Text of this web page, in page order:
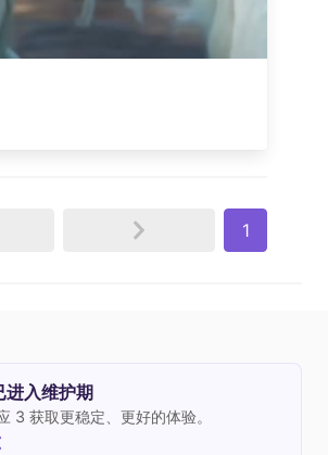
1
进入维护期
3 获取更稳定、更好的体验。